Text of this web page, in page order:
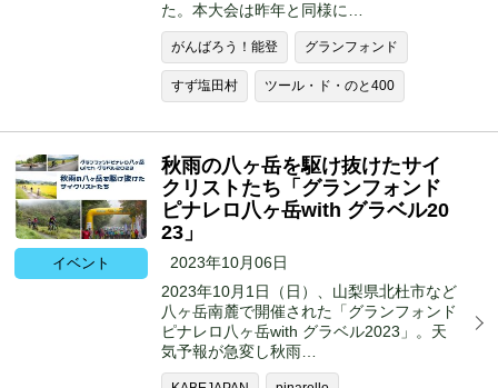
た。本大会は昨年と同様に…
がんばろう！能登 グランフォンド
すず塩田村 ツール・ド・のと400
イベント
秋雨の八ヶ岳を駆け抜けたサイ
クリストたち「グランフォンド
ピナレロ八ヶ岳with グラベル20
23」
2023年10月06日
2023年10月1日（日）、山梨県北杜市など
八ヶ岳南麓で開催された「グランフォンド
ピナレロ八ヶ岳with グラベル2023」。天
気予報が急変し秋雨…